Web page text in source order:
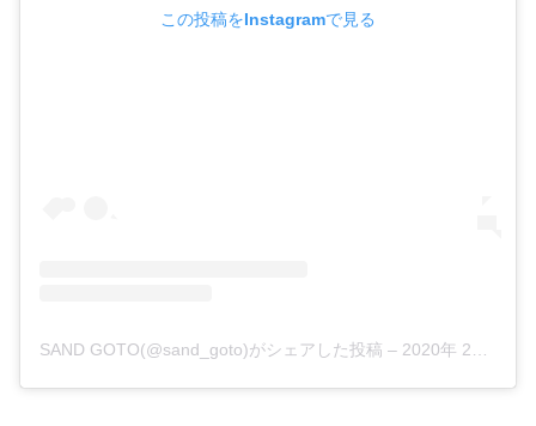
この投稿をInstagramで見る
SAND GOTO(@sand_goto)がシェアした投稿 – 2020年 2月月14日午後4時30分PST